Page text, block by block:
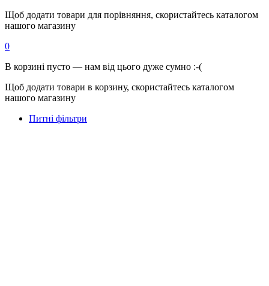
Щоб додати товари для порівняння, скористайтесь каталогом
нашого магазину
0
В корзині пусто — нам від цього дуже сумно :-(
Щоб додати товари в корзину, скористайтесь каталогом
нашого магазину
Питні фільтри